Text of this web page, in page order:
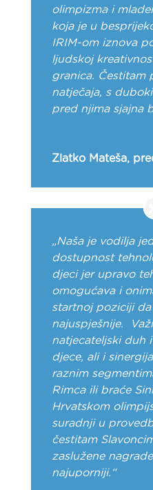
olimpizma i
koja je u
IRIM-om iznova
ljudskoj
granica. Čestitam
natječaja, s
pred njima sjajna
Zlatko Mateša,
„Naša je vodilja
dostupnost
djeci jer upravo
omogućava i
startnoj poziciji
najuspješnije.
natjecateljski duh
djece, ali i
raznim
Rimca ili braće
Hrvatskom
suradnji u
čestitam
zaslužene
najuporniji.“